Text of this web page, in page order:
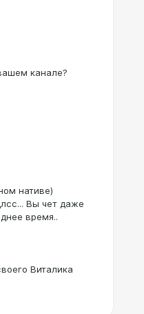
канале?
нативе)
Вы чет даже
время..
Виталика